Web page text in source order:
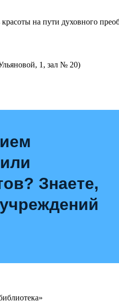
на пути духовного
1, зал № 20)
Знаете,